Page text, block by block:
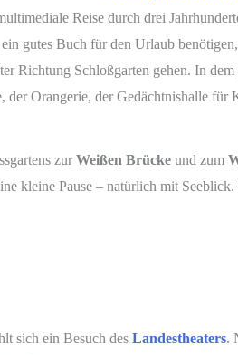
Reise durch drei
gutes Buch für den Urlaub
Richtung Schloßgarten gehen. In
der Orangerie, der Gedächtnishalle
zur Weißen Brücke und zum
kleine Pause – natürlich mit
sich ein Besuch des Landestheaters.